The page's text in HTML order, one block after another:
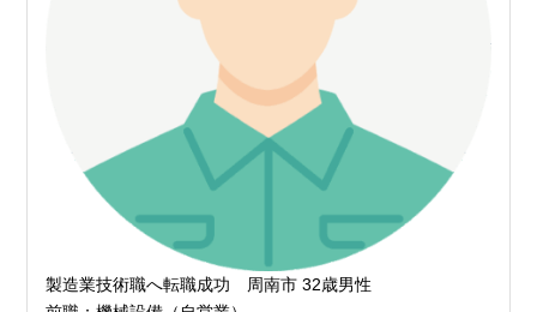
製造業技術職へ転職成功 周南市 32歳男性